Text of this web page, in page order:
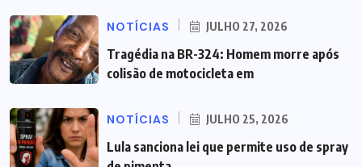
NOTÍCIAS JULHO 27, 2026
Tragédia na BR-324: Homem morre após
colisão de motocicleta em
NOTÍCIAS JULHO 25, 2026
Lula sanciona lei que permite uso de spray